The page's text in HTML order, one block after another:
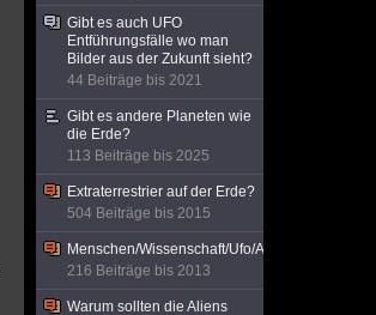
Gibt es auch UFO
Entführungsfälle wo man
Bilder aus der Zukunft sieht?
44 Beiträge bis 2021
Gibt es andere Planeten wie
die Erde?
113 Beiträge bis 2025
Extraterrestrier auf der Erde?
504 Beiträge bis 2015
Menschen/Wissenschaft/Ufo/Aliens
216 Beiträge bis 2013
Warum sollten die Aliens